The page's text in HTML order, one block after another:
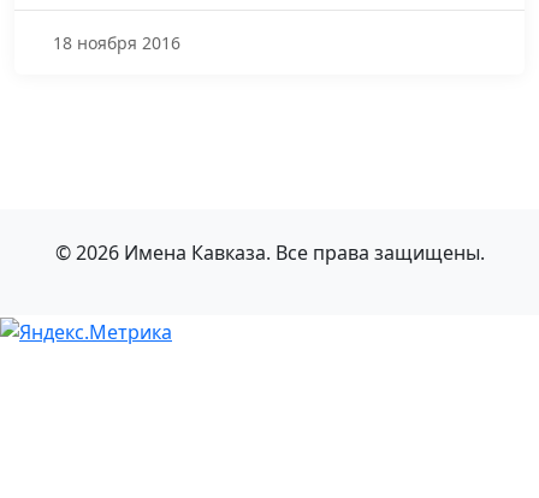
18 ноября 2016
© 2026 Имена Кавказа. Все права защищены.